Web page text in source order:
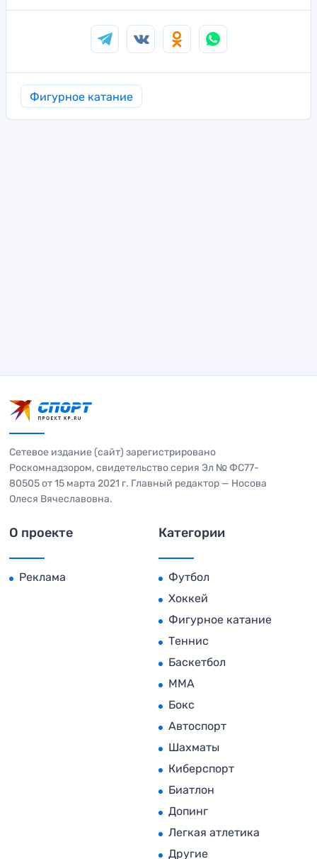
Фигурное катание
Сетевое издание (сайт) зарегистрировано
Роскомнадзором, свидетельство серия Эл № ФС77-
80505 от 15 марта 2021 г. Главный редактор — Носова
Олеся Вячеславовна.
О проекте
Реклама
Категории
Футбол
Хоккей
Фигурное катание
Теннис
Баскетбол
MMA
Бокс
Автоспорт
Шахматы
Киберспорт
Биатлон
Допинг
Легкая атлетика
Другие